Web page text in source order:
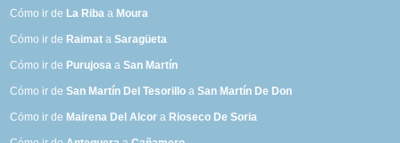
Cómo ir de La Riba a Moura
Cómo ir de Raimat aSaragüeta
Cómo ir de Purujosa aSan Martín
Cómo ir deSan Martín Del Tesorillo aSan Martín De Don
Cómo ir de Mairena Del Alcor a Rioseco De Soria